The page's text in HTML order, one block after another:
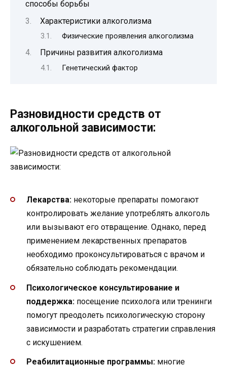
способы борьбы
Характеристики алкоголизма
Физические проявления алкоголизма
Причины развития алкоголизма
Генетический фактор
Разновидности средств от
алкогольной зависимости:
Лекарства: некоторые препараты помогают
контролировать желание употреблять алкоголь
или вызывают его отвращение. Однако, перед
применением лекарственных препаратов
необходимо проконсультироваться с врачом и
обязательно соблюдать рекомендации.
Психологическое консультирование и
поддержка: посещение психолога или тренинги
помогут преодолеть психологическую сторону
зависимости и разработать стратегии справления
с искушением.
Реабилитационные программы: многие